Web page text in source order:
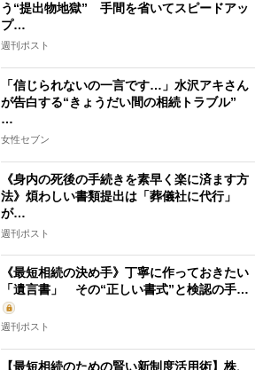
う“提出物地獄” 手間を省いてスピードアッ
プ…
週刊ポスト
「信じられないの一言です…」水沢アキさん
が告白する“きょうだい間の相続トラブル”
…
女性セブン
《身内の死後の手続きを素早く楽に済ます方
法》煩わしい書類提出は「葬儀社に代行」
が…
週刊ポスト
《最短相続の決め手》丁寧に作っておきたい
「遺言書」 その“正しい書式”と検認の手…
週刊ポスト
【最短相続のための賢い新制度活用術】株、